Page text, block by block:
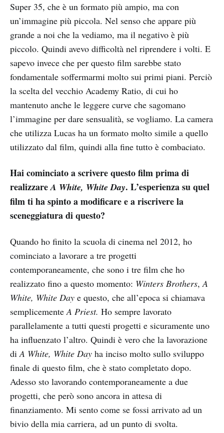
Super 35, che è un formato più ampio, ma con
un’immagine più piccola. Nel senso che appare più
grande a noi che la vediamo, ma il negativo è più
piccolo. Quindi avevo difficoltà nel riprendere i volti. E
sapevo invece che per questo film sarebbe stato
fondamentale soffermarmi molto sui primi piani. Perciò
la scelta del vecchio Academy Ratio, di cui ho
mantenuto anche le leggere curve che sagomano
l’immagine per dare sensualità, se vogliamo. La camera
che utilizza Lucas ha un formato molto simile a quello
utilizzato dal film, quindi alla fine tutto è combaciato.
Hai cominciato a scrivere questo film prima di
realizzareA White, White Day. L’esperienza su quel
film ti ha spinto a modificare e a riscrivere la
sceneggiatura di questo?
Quando ho finito la scuola di cinema nel 2012, ho
cominciato a lavorare a tre progetti
contemporaneamente, che sono i tre film che ho
realizzato fino a questo momento: Winters Brothers,A
White, White Day e questo, che all’epoca si chiamava
semplicementeA Priest. Ho sempre lavorato
parallelamente a tutti questi progetti e sicuramente uno
ha influenzato l’altro. Quindi è vero che la lavorazione
diA White, White Day ha inciso molto sullo sviluppo
finale di questo film, che è stato completato dopo.
Adesso sto lavorando contemporaneamente a due
progetti, che però sono ancora in attesa di
finanziamento. Mi sento come se fossi arrivato ad un
bivio della mia carriera, ad un punto di svolta.